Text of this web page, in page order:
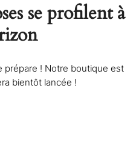
se profilent à
prépare ! Notre boutique est
bientôt lancée !